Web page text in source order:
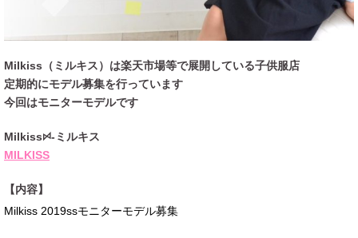
Milkiss（ミルキス）は楽天市場等で展開している子供服店
定期的にモデル募集を行っています
今回はモニターモデルです
Milkissꗯ-ミルキス
MILKISS
【内容】
Milkiss 2019ssモニターモデル募集